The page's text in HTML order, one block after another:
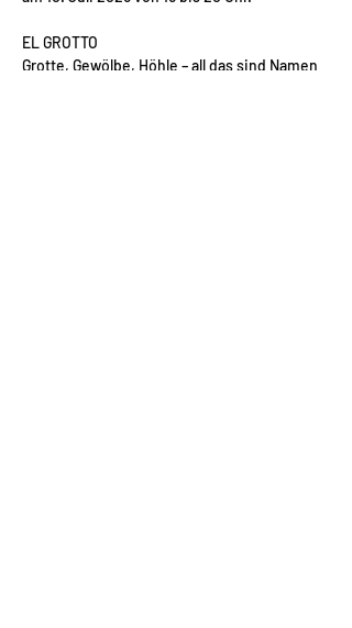
EL GROTTO
Grotte, Gewölbe, Höhle – all das sind Namen